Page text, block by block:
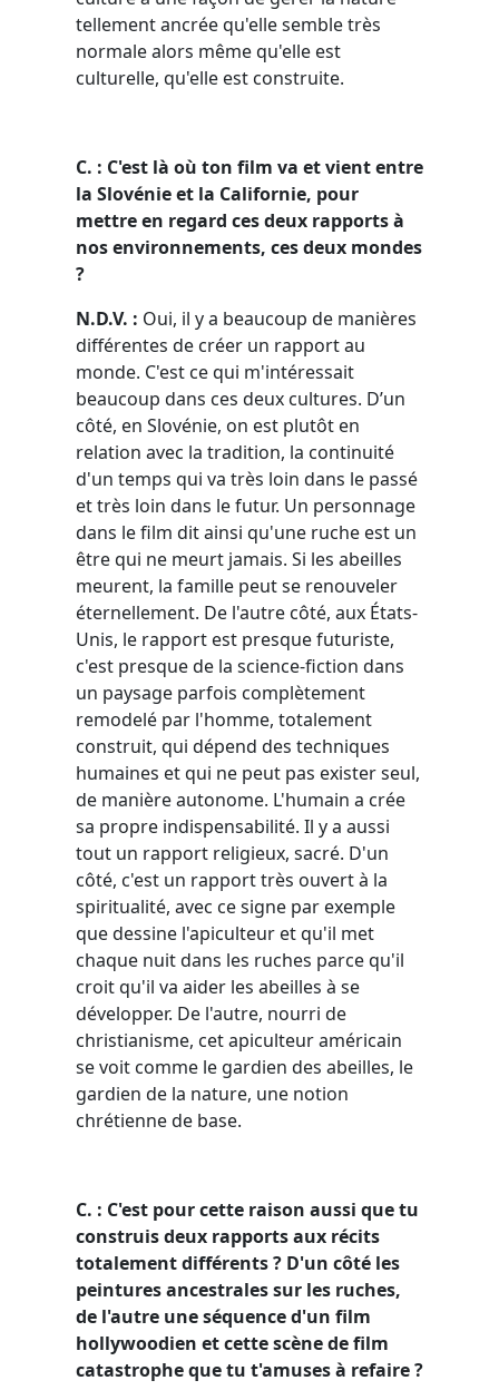
tellement ancrée qu'elle semble très
normale alors même qu'elle est
culturelle, qu'elle est construite.
C. : C'est là où ton film va et vient entre
la Slovénie et la Californie, pour
mettre en regard ces deux rapports à
nos environnements, ces deux mondes
?
N.D.V. : Oui, il y a beaucoup de manières
différentes de créer un rapport au
monde. C'est ce qui m'intéressait
beaucoup dans ces deux cultures. D’un
côté, en Slovénie, on est plutôt en
relation avec la tradition, la continuité
d'un temps qui va très loin dans le passé
et très loin dans le futur. Un personnage
dans le film dit ainsi qu'une ruche est un
être qui ne meurt jamais. Si les abeilles
meurent, la famille peut se renouveler
éternellement. De l'autre côté, aux États-
Unis, le rapport est presque futuriste,
c'est presque de la science-fiction dans
un paysage parfois complètement
remodelé par l'homme, totalement
construit, qui dépend des techniques
humaines et qui ne peut pas exister seul,
de manière autonome. L'humain a crée
sa propre indispensabilité. Il y a aussi
tout un rapport religieux, sacré. D'un
côté, c'est un rapport très ouvert à la
spiritualité, avec ce signe par exemple
que dessine l'apiculteur et qu'il met
chaque nuit dans les ruches parce qu'il
croit qu'il va aider les abeilles à se
développer. De l'autre, nourri de
christianisme, cet apiculteur américain
se voit comme le gardien des abeilles, le
gardien de la nature, une notion
chrétienne de base.
C. : C'est pour cette raison aussi que tu
construis deux rapports aux récits
totalement différents ? D'un côté les
peintures ancestrales sur les ruches,
de l'autre une séquence d'un film
hollywoodien et cette scène de film
catastrophe que tu t'amuses à refaire ?